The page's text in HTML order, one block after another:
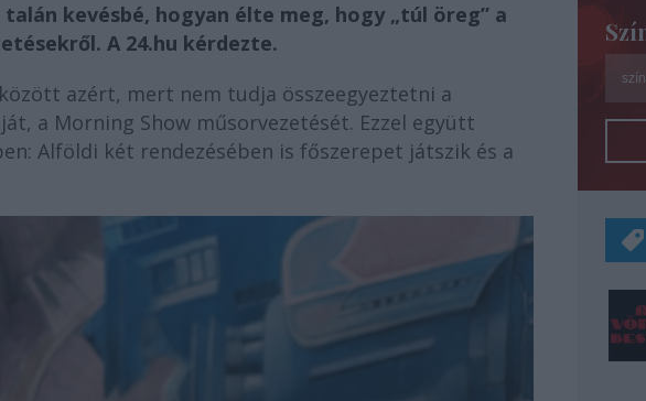
kevésbé, hogyan élte meg, hogy „túl öreg” a
A 24.hu kérdezte.
azért, mert nem tudja összeegyeztetni a
a Morning Show műsorvezetését. Ezzel együtt
Alföldi két rendezésében is főszerepet játszik és a